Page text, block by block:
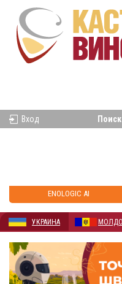
Вход Поиск
ENOLOGIC AI
УКРАИНА